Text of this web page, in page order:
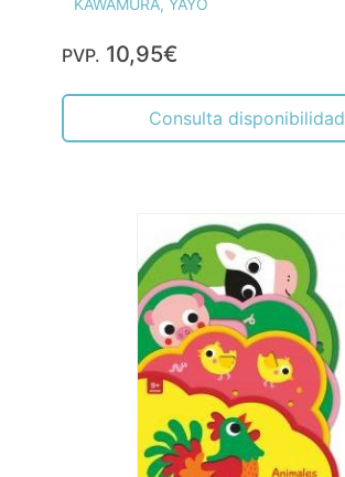
PVP. 10,95€
Consulta disponibilidad